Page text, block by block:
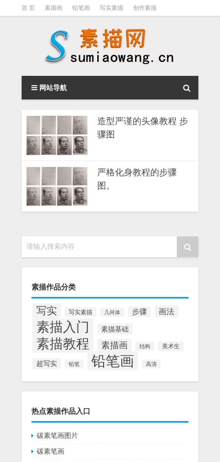
首 页 素描画 铅笔画 写实素描 创作素描
素描视频教程
网站导航
造型严谨的头像教程 步
骤图
严格化身教程的步骤
图。
请输入搜索内容
素描作品分类
写实 写实素描 几何体 步骤 画法
素描入门 素描基础
素描教程 素描画 结构 美术生
超写实 铅笔 铅笔画 高清
热点素描作品入口
碳素笔画图片
碳素笔画